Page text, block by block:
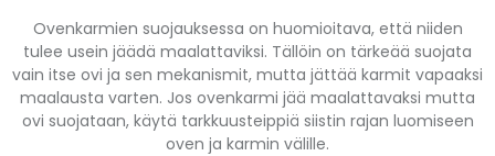
Ovenkarmien suojauksessa on huomioitava, että niiden
tulee usein jäädä maalattaviksi. Tällöin on tärkeää suojata
vain itse ovi ja sen mekanismit, mutta jättää karmit vapaaksi
maalausta varten. Jos ovenkarmi jää maalattavaksi mutta
ovi suojataan, käytä tarkkuusteippiä siistin rajan luomiseen
oven ja karmin välille.